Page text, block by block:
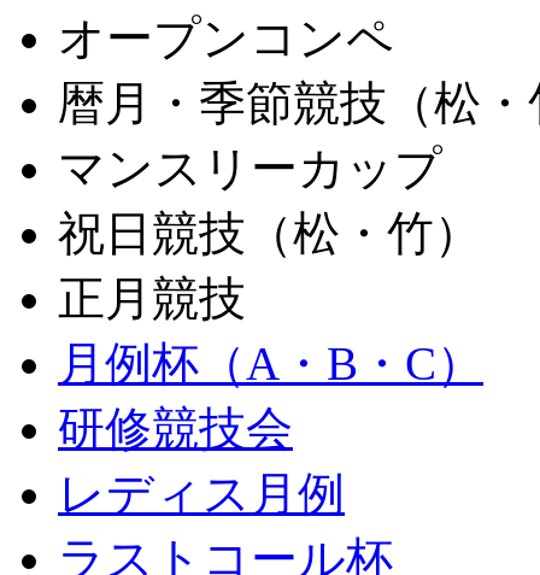
オープンコンペ
暦月・季節競技（松・
マンスリーカップ
祝日競技（松・竹）
正月競技
月例杯（A・B・C）
研修競技会
レディス月例
ラストコール杯